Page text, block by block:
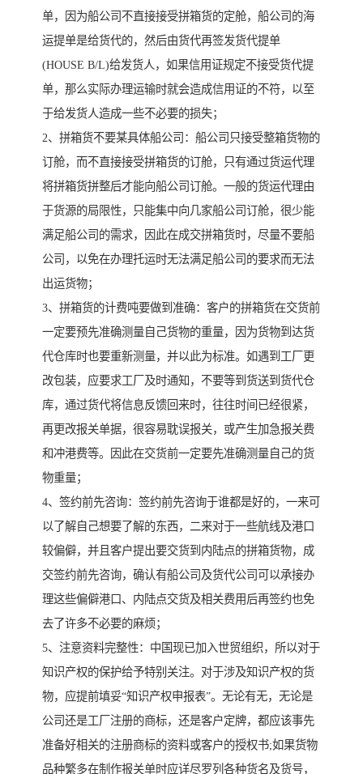
单，因为船公司不直接接受拼箱货的定舱，船公司的海
运提单是给货代的，然后由货代再签发货代提单
(HOUSE B/L)给发货人，如果信用证规定不接受货代提
单，那么实际办理运输时就会造成信用证的不符，以至
于给发货人造成一些不必要的损失；
2、拼箱货不要某具体船公司：船公司只接受整箱货物的
订舱，而不直接接受拼箱货的订舱，只有通过货运代理
将拼箱货拼整后才能向船公司订舱。一般的货运代理由
于货源的局限性，只能集中向几家船公司订舱，很少能
满足船公司的需求，因此在成交拼箱货时，尽量不要船
公司，以免在办理托运时无法满足船公司的要求而无法
出运货物；
3、拼箱货的计费吨要做到准确：客户的拼箱货在交货前
一定要预先准确测量自己货物的重量，因为货物到达货
代仓库时也要重新测量，并以此为标准。如遇到工厂更
改包装，应要求工厂及时通知，不要等到货送到货代仓
库，通过货代将信息反馈回来时，往往时间已经很紧，
再更改报关单据，很容易耽误报关，或产生加急报关费
和冲港费等。因此在交货前一定要先准确测量自己的货
物重量；
4、签约前先咨询：签约前先咨询于谁都是好的，一来可
以了解自己想要了解的东西，二来对于一些航线及港口
较偏僻，并且客户提出要交货到内陆点的拼箱货物，成
交签约前先咨询，确认有船公司及货代公司可以承接办
理这些偏僻港口、内陆点交货及相关费用后再签约也免
去了许多不必要的麻烦；
5、注意资料完整性：中国现已加入世贸组织，所以对于
知识产权的保护给予特别关注。对于涉及知识产权的货
物，应提前填妥“知识产权申报表”。无论有无，无论是
公司还是工厂注册的商标，还是客户定牌，都应该事先
准备好相关的注册商标的资料或客户的授权书;如果货物
品种繁多在制作报关单时应详尽罗列各种货名及货号，